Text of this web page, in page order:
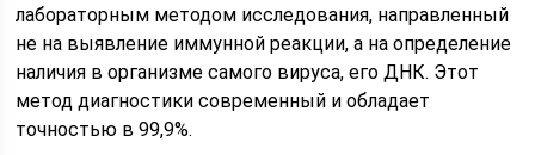
лабораторным методом исследования, направленный
не на выявление иммунной реакции, а на определение
наличия в организме самого вируса, его ДНК. Этот
метод диагностики современный и обладает
точностью в 99,9%.